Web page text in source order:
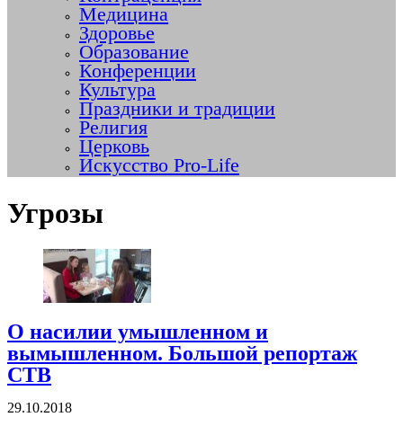
Медицина
Здоровье
Образование
Конференции
Культура
Праздники и традиции
Религия
Церковь
Искусство Pro-Life
Угрозы
О насилии умышленном и
вымышленном. Большой репортаж
СTВ
29.10.2018